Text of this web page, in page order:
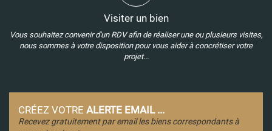
Visiter un bien
Vous souhaitez convenir d'un RDV afin de réaliser une ou plusieurs visites,
nous sommes à votre disposition pour vous aider à concrétiser votre
projet...
CRÉEZ VOTRE ALERTE EMAIL ...
Recevez gratuitement par email les biens correspondants à